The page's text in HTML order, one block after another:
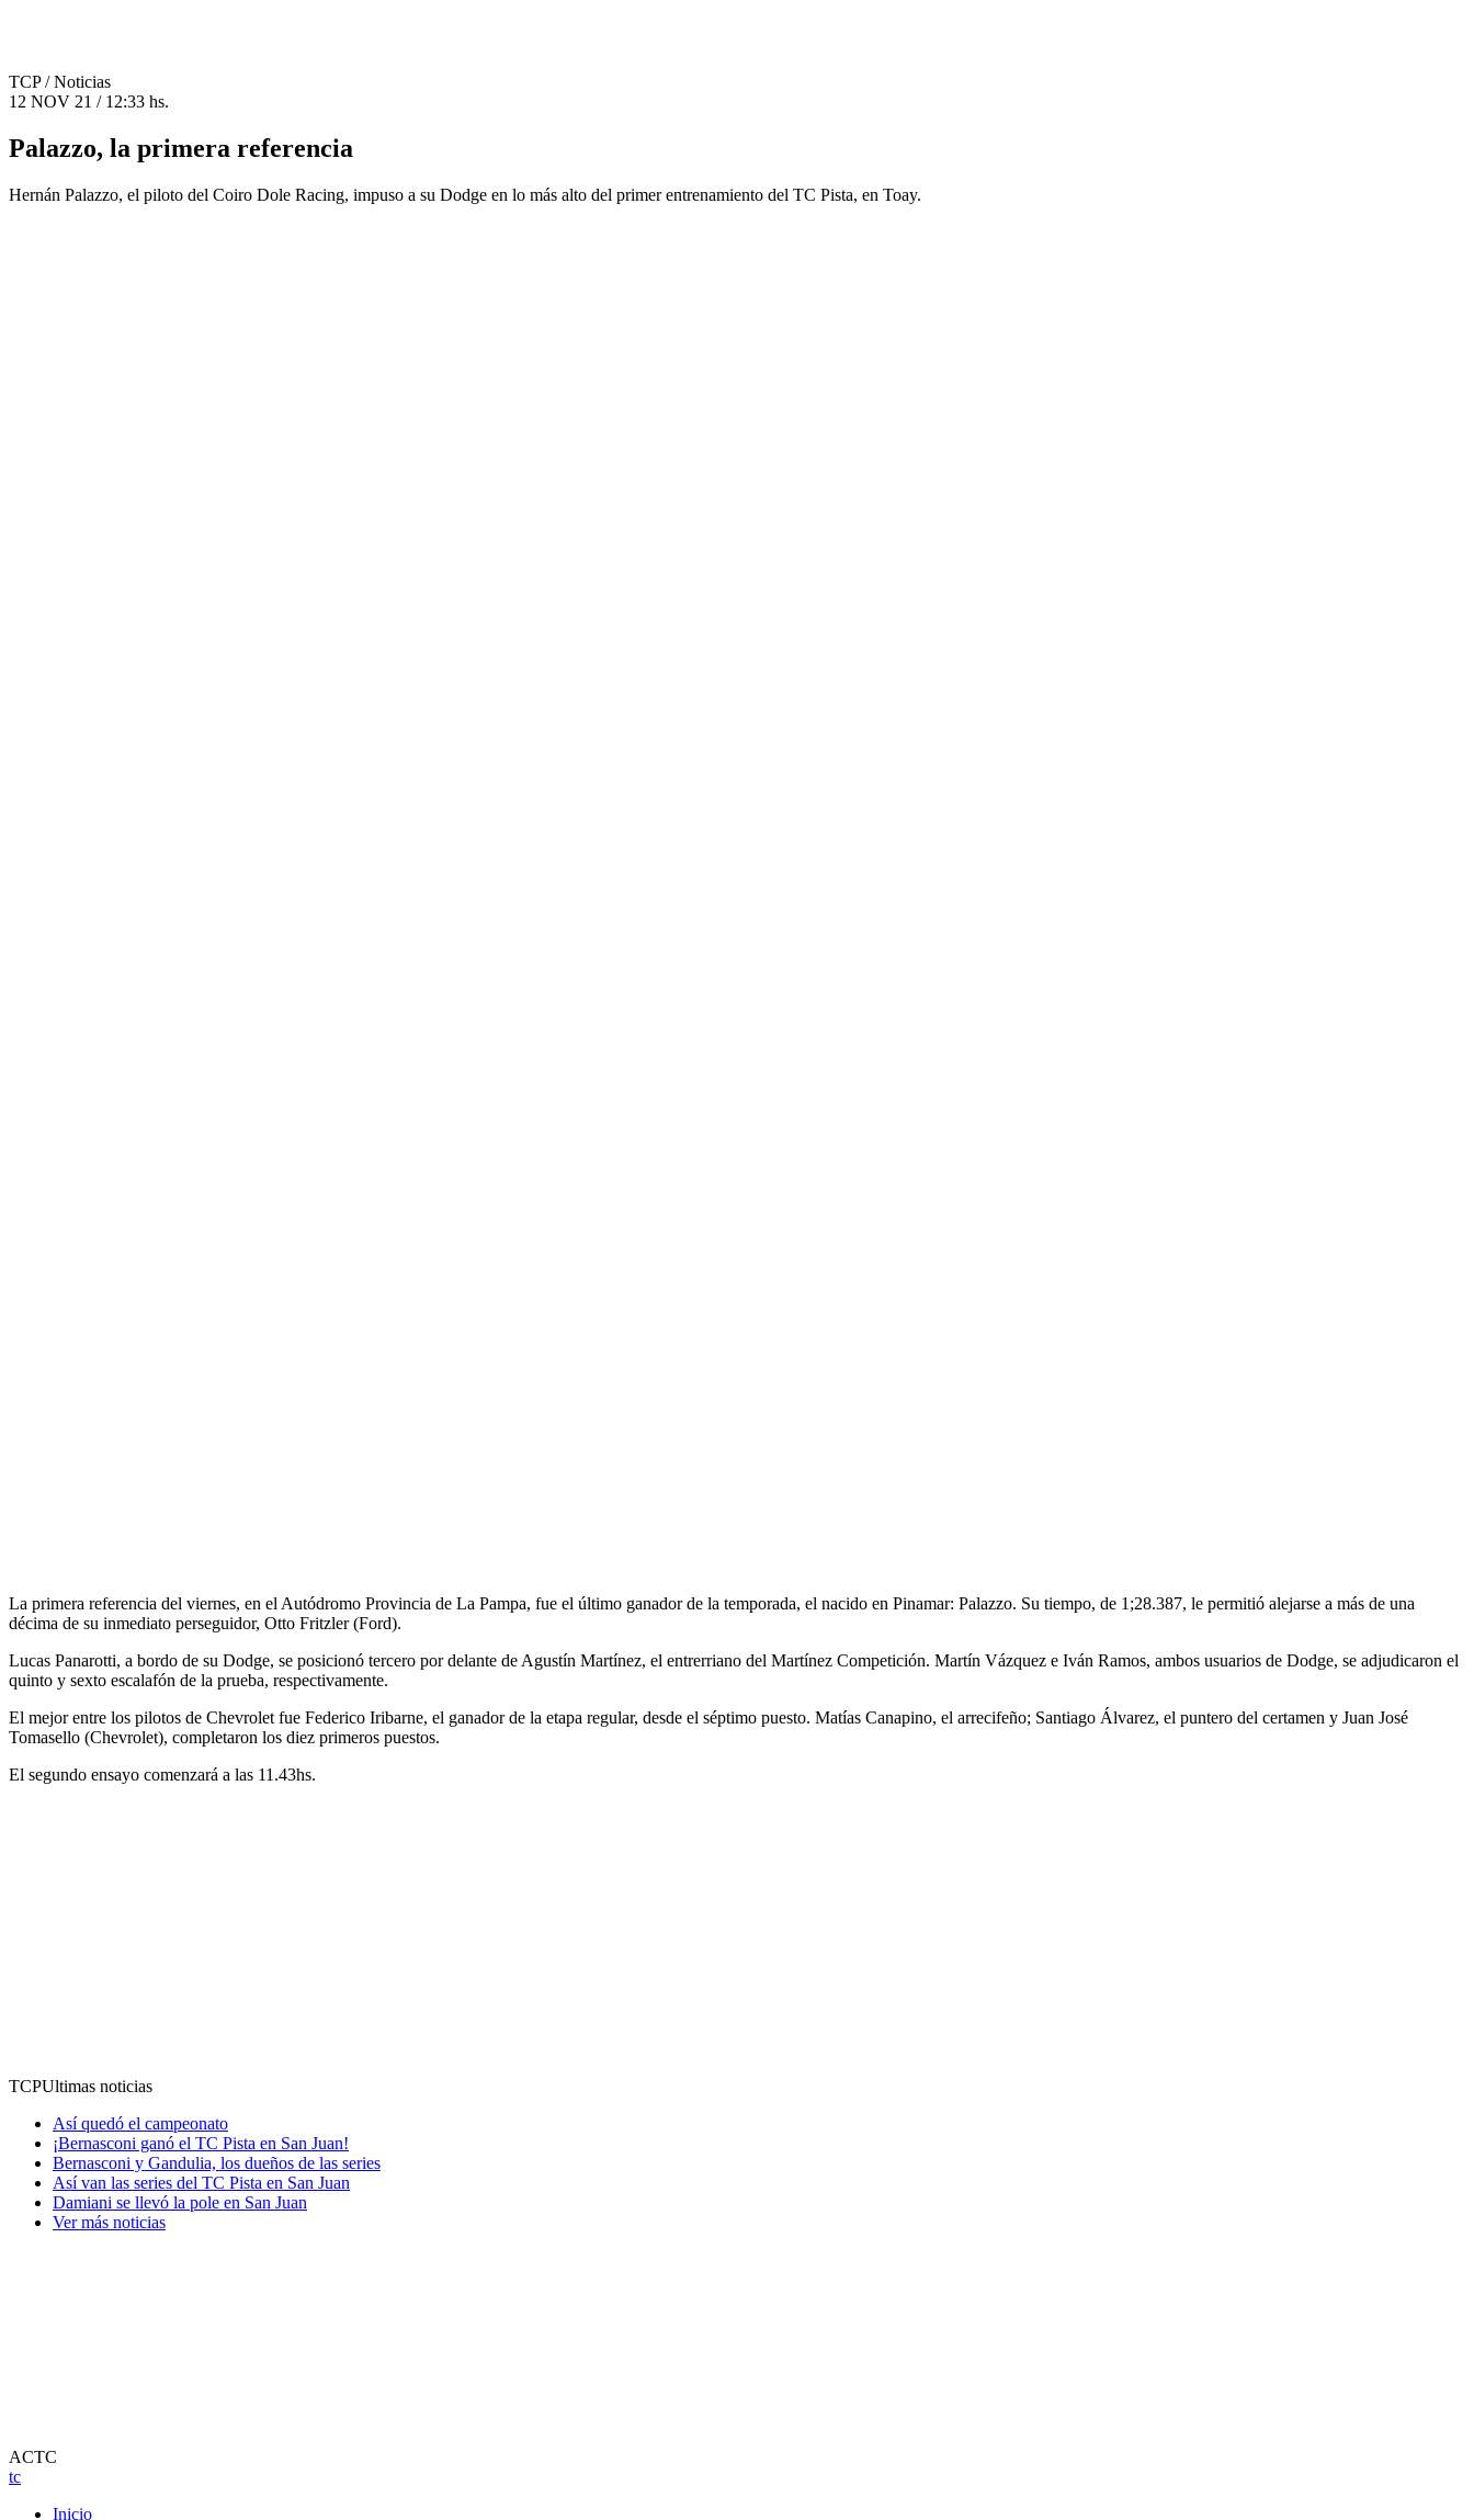
TCP/ Noticias
12 NOV 21 / 12:33 hs.
Palazzo, la primera referencia
Hernán Palazzo, el piloto del Coiro Dole Racing, impuso a su Dodge en lo más alto del primer entrenamiento del TC Pista, en Toay.
La primera referencia del viernes, en el Autódromo Provincia de La Pampa, fue el último ganador de la temporada, el nacido en Pinamar: Palazzo. Su tiempo, de 1;28.387, le permitió alejarse a más de una
décima de su inmediato perseguidor, Otto Fritzler (Ford).
Lucas Panarotti, a bordo de su Dodge, se posicionó tercero por delante de Agustín Martínez, el entrerriano del Martínez Competición. Martín Vázquez e Iván Ramos, ambos usuarios de Dodge, se adjudicaron el
quinto y sexto escalafón de la prueba, respectivamente.
El mejor entre los pilotos de Chevrolet fue Federico Iribarne, el ganador de la etapa regular, desde el séptimo puesto. Matías Canapino, el arrecifeño; Santiago Álvarez, el puntero del certamen y Juan José
Tomasello (Chevrolet), completaron los diez primeros puestos.
El segundo ensayo comenzará a las 11.43hs.
TCPUltimas noticias
Así quedó el campeonato
¡Bernasconi ganó el TC Pista en San Juan!
Bernasconi y Gandulia, los dueños de las series
Así van las series del TC Pista en San Juan
Damiani se llevó la pole en San Juan
Ver más noticias
ACTC
tc
Inicio